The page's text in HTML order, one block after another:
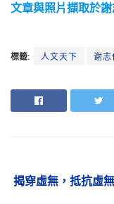
文章與照片擷取於
標籤: 人文天下 谢志
揭穿虛無，抵抗虛